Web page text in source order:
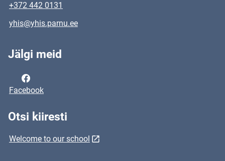
+372 442 0131
yhis@yhis.parnu.ee
Jälgi meid
Facebook
Otsi kiiresti
Welcome to our school